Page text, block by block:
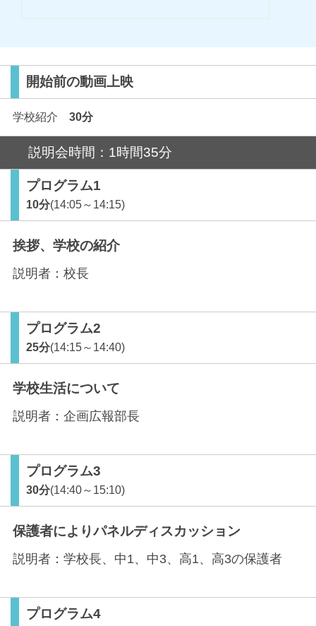
開始前の動画上映
学校紹介 30分
説明会時間：1時間35分
プログラム1
10分(14:05～14:15)
挨拶、学校の紹介
説明者： 校長
プログラム2
25分(14:15～14:40)
学校生活について
説明者： 企画広報部長
プログラム3
30分(14:40～15:10)
保護者によりパネルディスカッション
説明者： 学校長、中1、中3、高1、高3の保護者
プログラム4